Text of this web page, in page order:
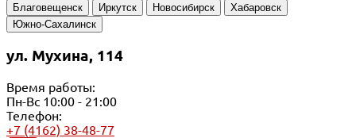
Благовещенск Иркутск Новосибирск
Хабаровск
Южно-Сахалинск
ул. Мухина, 114
Время работы:
Пн-Вс 10:00 - 21:00
Телефон:
+7 (4162) 38-48-77